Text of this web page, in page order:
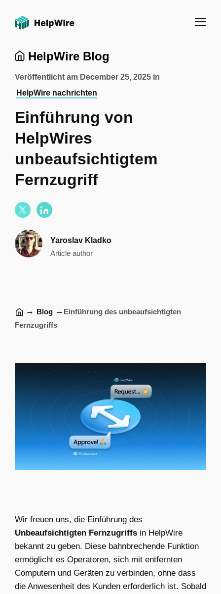
HelpWire Blog
Veröffentlicht am December 25, 2025 in
HelpWire nachrichten
Einführung von
HelpWires
unbeaufsichtigtem
Fernzugriff
Yaroslav Kladko
Article author
→ Blog → Einführung des unbeaufsichtigten
Fernzugriffs
Wir freuen uns, die Einführung des
Unbeaufsichtigten Fernzugriffs in HelpWire
bekannt zu geben. Diese bahnbrechende Funktion
ermöglicht es Operatoren, sich mit entfernten
Computern und Geräten zu verbinden, ohne dass
die Anwesenheit des Kunden erforderlich ist. Sobald